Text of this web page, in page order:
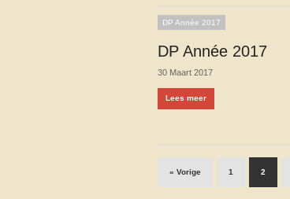
DP Année 2017
DP Année 2017
30 Maart 2017
Lees meer
« Vorige 1 2